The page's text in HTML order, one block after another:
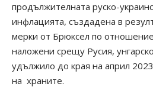
продължителната руско-
инфлацията, създадена в
мерки от Брюксел по
наложени срещу Русия,
удължило до края на април
на храните.